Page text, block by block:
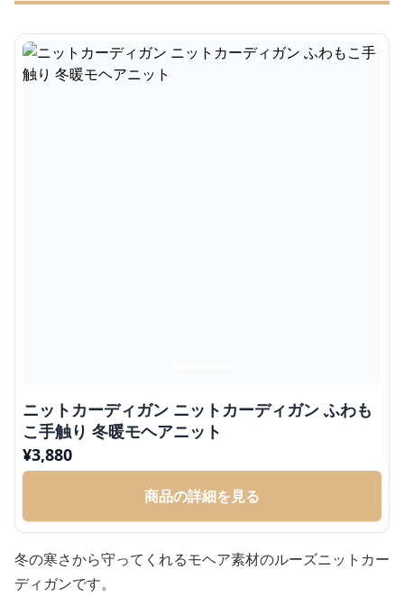
ニットカーディガン ニットカーディガン ふわも
こ手触り 冬暖モヘアニット
¥3,880
商品の詳細を見る
冬の寒さから守ってくれるモヘア素材のルーズニットカー
ディガンです。